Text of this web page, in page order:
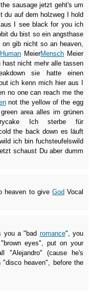
sausage jetzt geht's um
du auf dem holzweg I hold
I see black for you ich
du bist so ein angsthase
gib nicht so an heaven,
Human MeierMensch Meier
nicht mehr alle tassen
sie hatte einen
ich kenn mich hier aus I
no one can reach me the
not the yellow of the egg
area alles im grünen
Ich sterbe für
the back down es läuft
ich bin fuchsteufelswild
schaust Du aber dumm
heaven to give God Vocal
you a "bad romance", you
eyes", put on your
"Alejandro" (cause he's
heaven", before the